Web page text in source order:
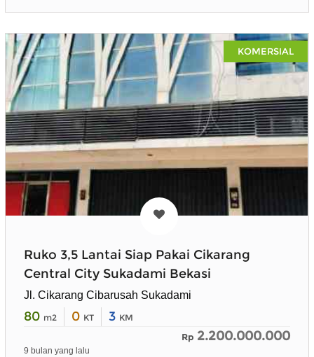
KOMERSIAL
Ruko 3,5 Lantai Siap Pakai Cikarang
Central City Sukadami Bekasi
Jl. Cikarang Cibarusah Sukadami
80 m2 0 KT 3 KM
Rp 2.200.000.000
9 bulan yang lalu